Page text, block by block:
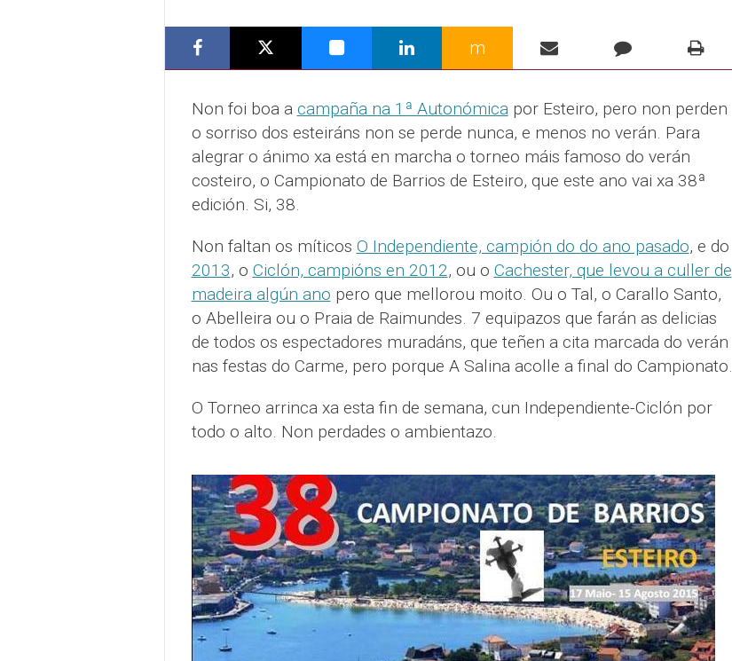
m
Non foi boa a campaña na 1ª Autonómicapor Esteiro, pero non perden
o sorriso dos esteiráns non se perde nunca, e menos no verán. Para
alegrar o ánimo xa está en marcha o torneo máis famoso do verán
costeiro, o Campionato de Barrios de Esteiro, que este ano vai xa 38ª
edición. Si, 38.
Non faltan os míticos O Independiente, campión do do ano pasado, e do
2013, o Ciclón, campións en 2012, ou o Cachester, que levou a culler de
madeira algún ano pero que mellorou moito. Ou o Tal, o Carallo Santo,
o Abelleira ou o Praia de Raimundes. 7 equipazos que farán as delicias
de todos os espectadores muradáns, que teñen a cita marcada do verán
nas festas do Carme, pero porque A Salina acolle a final do Campionato.
O Torneo arrinca xa esta fin de semana, cun Independiente-Ciclón por
todo o alto. Non perdades o ambientazo.